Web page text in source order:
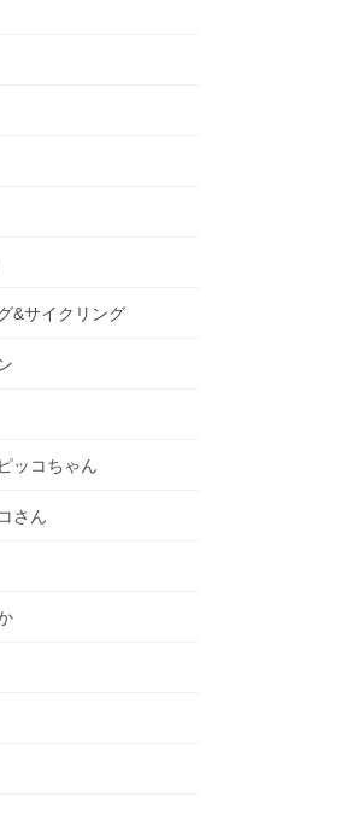
&サイクリング
ッコちゃん
さん